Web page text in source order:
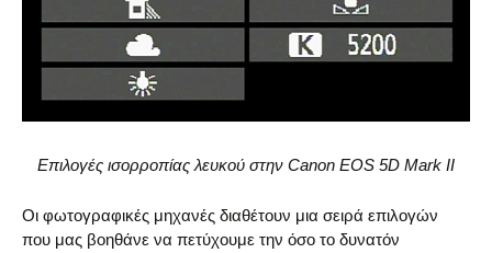
Επιλογές ισορροπίας λευκού στην Canon EOS 5D Mark II
Οι φωτογραφικές μηχανές διαθέτουν μια σειρά επιλογών
που μας βοηθάνε να πετύχουμε την όσο το δυνατόν